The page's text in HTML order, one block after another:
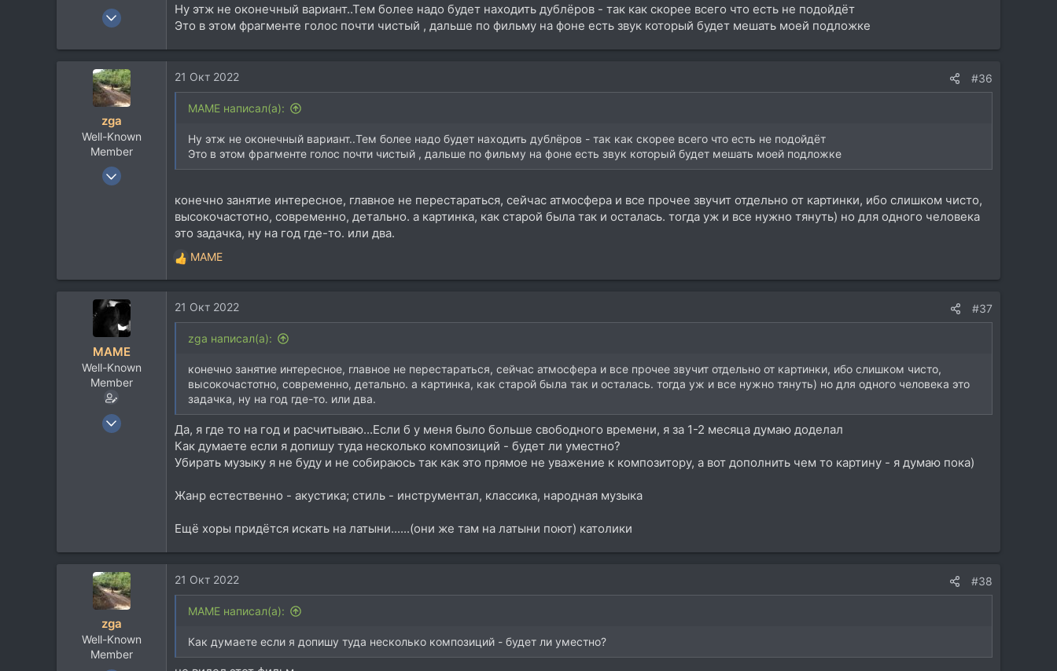
5 Ноя 2018
1.721
Ну этж не оконечный вариант..Тем более надо будет находить дублёров - так как скорее всего что есть не подойдёт
Это в этом фрагменте голос почти чистый , дальше по фильму на фоне есть звук который будет мешать моей подложке
zga
Well-Known
Member
15 Авг 2004
21 Окт 2022 #36
MAME написал(а):
Ну этж не оконечный вариант..Тем более надо будет находить дублёров - так как скорее всего что есть не подойдёт
Это в этом фрагменте голос почти чистый , дальше по фильму на фоне есть звук который будет мешать моей подложке
конечно занятие интересное, главное не перестараться, сейчас атмосфера и все прочее звучит отдельно от картинки, ибо слишком чисто,
высокочастотно, современно, детально. а картинка, как старой была так и осталась. тогда уж и все нужно тянуть) но для одного человека
это задачка, ну на год где-то. или два.
Р
е
к
ц
MAME
MAME
Well-Known
Member
5 Ноя 2018
21 Окт 2022 #37
zga написал(а):
конечно занятие интересное, главное не перестараться, сейчас атмосфера и все прочее звучит отдельно от картинки, ибо слишком чисто,
высокочастотно, современно, детально. а картинка, как старой была так и осталась. тогда уж и все нужно тянуть) но для одного человека это
задачка, ну на год где-то. или два.
Да, я где то на год и расчитываю...Если б у меня было больше свободного времени, я за 1-2 месяца думаю доделал
Как думаете если я допишу туда несколько композиций - будет ли уместно?
Убирать музыку я не буду и не собираюсь так как это прямое не уважение к композитору, а вот дополнить чем то картину - я думаю пока)
Жанр естественно - акустика; стиль - инструментал, классика, народная музыка
Ещё хоры придётся искать на латыни......(они же там на латыни поют) католики
zga
Well-Known
Member
21 Окт 2022 #38
MAME написал(а):
Как думаете если я допишу туда несколько композиций - будет ли уместно?